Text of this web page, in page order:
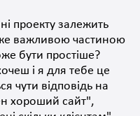
проекту залежить
важливою частиною
бути простіше?
і я для тебе це
чути відповідь на
хороший сайт",